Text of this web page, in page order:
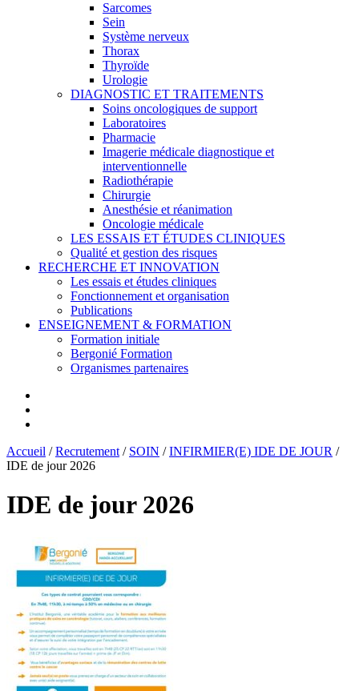
Sarcomes
Sein
Système nerveux
Thorax
Thyroïde
Urologie
DIAGNOSTIC ET TRAITEMENTS
Soins oncologiques de support
Laboratoires
Pharmacie
Imagerie médicale diagnostique et
interventionnelle
Radiothérapie
Chirurgie
Anesthésie et réanimation
Oncologie médicale
LES ESSAIS ET ÉTUDES CLINIQUES
Qualité et gestion des risques
RECHERCHE ET INNOVATION
Les essais et études cliniques
Fonctionnement et organisation
Publications
ENSEIGNEMENT & FORMATION
Formation initiale
Bergonié Formation
Organismes partenaires
Accueil /Recrutement / SOIN /INFIRMIER(E) IDE DE JOUR /
IDE de jour 2026
IDE de jour 2026